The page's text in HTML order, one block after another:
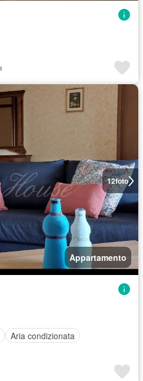
12foto
Appartamento
Aria condizionata